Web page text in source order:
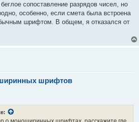
сопоставление разрядов чисел, но
особенно, если смета была встроена
шрифтом. В общем, я отказался от
шрифтов